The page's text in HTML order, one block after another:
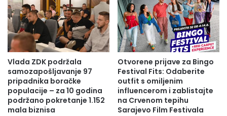
Vlada ZDK podržala
samozapošljavanje 97
pripadnika boračke
populacije – za 10 godina
podržano pokretanje 1.152
mala biznisa
Otvorene prijave za Bingo
Festival Fits: Odaberite
outfit s omiljenim
influencerom i zablistajte
na Crvenom tepihu
Sarajevo Film Festivala